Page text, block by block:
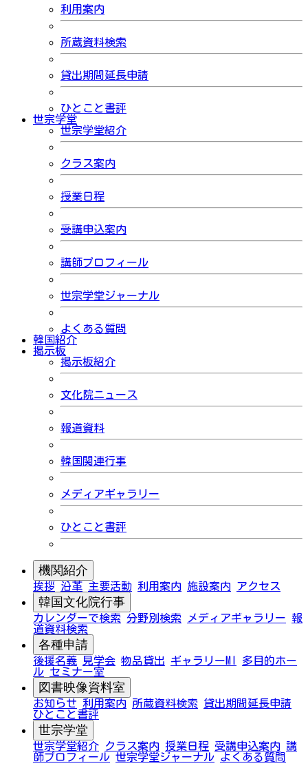
利用案内
所蔵資料検索
貸出期間延長申請
ひとこと書評
世宗学堂
世宗学堂紹介
クラス案内
授業日程
受講申込案内
講師プロフィール
世宗学堂ジャーナル
よくある質問
韓国紹介
掲示板
掲示板紹介
文化院ニュース
報道資料
韓国関連行事
メディアギャラリー
ひとこと書評
機関紹介
挨拶 沿革 主要活動 利用案内 施設案内 アクセス
韓国文化院行事
カレンダーで検索 分野別検索 メディアギャラリー 報
道資料検索
各種申請
後援名義 見学会 物品貸出 ギャラリーMI
多目的ホー
ル セミナー室
図書映像資料室
お知らせ 利用案内 所蔵資料検索
貸出期間延長申請
ひとこと書評
世宗学堂
世宗学堂紹介 クラス案内 授業日程 受講申込案内 講
師プロフィール 世宗学堂ジャーナル よくある質問